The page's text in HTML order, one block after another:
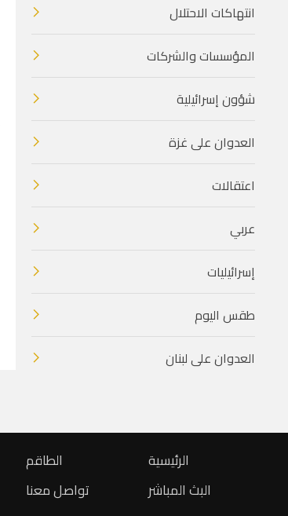
انتهاكات الاحتلال
المؤسسات والشركات
شؤون إسرائيلية
العدوان على غزة
اعتقالات
عربي
إسرائيليات
طقس اليوم
العدوان على لبنان
الطاقم
تواصل معنا
الرئيسية
البث المباشر